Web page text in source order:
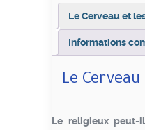
Le Cerveau et
Informations
Le
Le religieux